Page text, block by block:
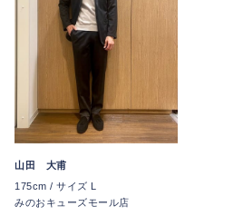
山田 大甫
175cm / サイズ L
みのおキューズモール店